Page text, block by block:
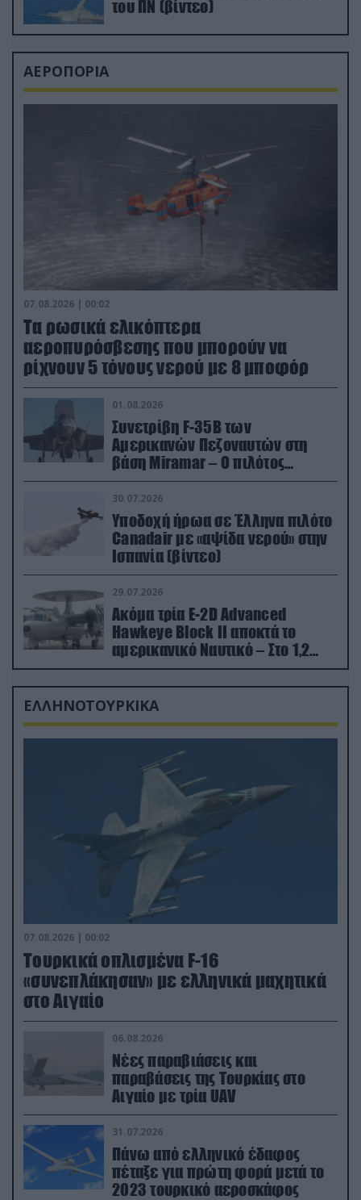
του ΠΝ (βίντεο)
ΑΕΡΟΠΟΡΙΑ
07.08.2026 | 00:02
Τα ρωσικά ελικόπτερα
αεροπυρόσβεσης που μπορούν να
ρίχνουν 5 τόνους νερού με 8 μποφόρ
01.08.2026
Συνετρίβη F-35B των
Αμερικανών Πεζοναυτών στη
βάση Miramar – Ο πιλότος
εκτινάχθηκε εγκαίρως
30.07.2026
Υποδοχή ήρωα σε Έλληνα πιλότο
Canadair με «αψίδα νερού» στην
Ισπανία (βίντεο)
29.07.2026
Ακόμα τρία E-2D Advanced
Hawkeye Block II αποκτά το
αμερικανικό Ναυτικό – Στο 1,2
δισ.δολάρια το κόστος
ΕΛΛΗΝΟΤΟΥΡΚΙΚΑ
07.08.2026 | 00:02
Τουρκικά οπλισμένα F-16
«συνεπλάκησαν» με ελληνικά μαχητικά
στο Αιγαίο
06.08.2026
Νέες παραβιάσεις και
παραβάσεις της Τουρκίας στο
Αιγαίο με τρία UAV
31.07.2026
Πάνω από ελληνικό έδαφος
πέταξε για πρώτη φορά μετά το
2023 τουρκικό αεροσκάφος